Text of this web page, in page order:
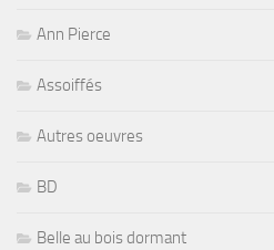
Ann Pierce
Assoiffés
Autres oeuvres
BD
Belle au bois dormant